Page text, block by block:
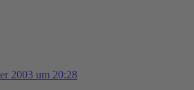
2003 um 20:28